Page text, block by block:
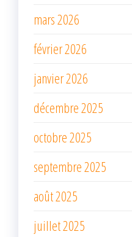
mars 2026
février 2026
janvier 2026
décembre 2025
octobre 2025
septembre 2025
août 2025
juillet 2025